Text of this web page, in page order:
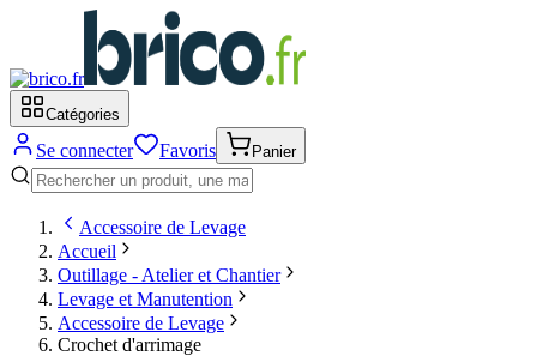
Catégories
Se connecter Favoris Panier
Accessoire de Levage
Accueil
Outillage - Atelier et Chantier
Levage et Manutention
Accessoire de Levage
Crochet d'arrimage